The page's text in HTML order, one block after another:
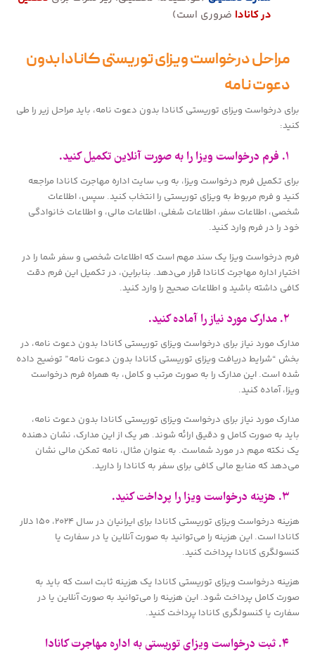
در کانادا ضروری است)
مراحل درخواست ویزای توریستی کانادا بدون
دعوت نامه
برای درخواست ویزای توریستی کانادا بدون دعوت نامه، باید مراحل زیر را طی
کنید:
۱. فرم درخواست ویزا را به صورت آنلاین تکمیل کنید.
برای تکمیل فرم درخواست ویزا، به وب سایت اداره مهاجرت کانادا مراجعه
کنید و فرم مربوط به ویزای توریستی را انتخاب کنید. سپس، اطلاعات
شخصی، اطلاعات سفر، اطلاعات شغلی، اطلاعات مالی، و اطلاعات خانوادگی
خود را در فرم وارد کنید.
فرم درخواست ویزا یک سند مهم است که اطلاعات شخصی و سفر شما را در
اختیار اداره مهاجرت کانادا قرار می‌دهد. بنابراین، در تکمیل این فرم دقت
کافی داشته باشید و اطلاعات صحیح را وارد کنید.
۲. مدارک مورد نیاز را آماده کنید.
مدارک مورد نیاز برای درخواست ویزای توریستی کانادا بدون دعوت نامه، در
بخش “شرایط دریافت ویزای توریستی کانادا بدون دعوت نامه” توضیح داده
شده است. این مدارک را به صورت مرتب و کامل، به همراه فرم درخواست
ویزا، آماده کنید.
مدارک مورد نیاز برای درخواست ویزای توریستی کانادا بدون دعوت نامه،
باید به صورت کامل و دقیق ارائه شوند. هر یک از این مدارک، نشان دهنده
یک نکته مهم در مورد شماست. به عنوان مثال، نامه تمکن مالی نشان
می‌دهد که منابع مالی کافی برای سفر به کانادا را دارید.
۳. هزینه درخواست ویزا را پرداخت کنید.
هزینه درخواست ویزای توریستی کانادا برای ایرانیان در سال ۲۰۲۴، ۱۵۰ دلار
کانادا است. این هزینه را می‌توانید به صورت آنلاین یا در سفارت یا
کنسولگری کانادا پرداخت کنید.
هزینه درخواست ویزای توریستی کانادا یک هزینه ثابت است که باید به
صورت کامل پرداخت شود. این هزینه را می‌توانید به صورت آنلاین یا در
سفارت یا کنسولگری کانادا پرداخت کنید.
۴. ثبت درخواست ویزای توریستی به اداره مهاجرت کانادا